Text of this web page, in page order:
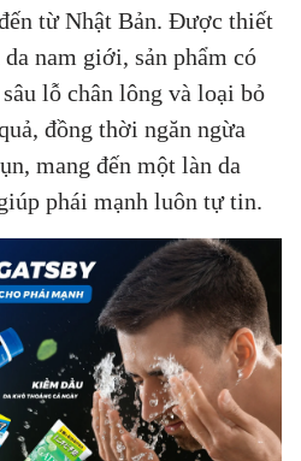
từ Nhật Bản. Được thiết
nam giới, sản phẩm có
lỗ chân lông và loại bỏ
đồng thời ngăn ngừa
mang đến một làn da
phái mạnh luôn tự tin.